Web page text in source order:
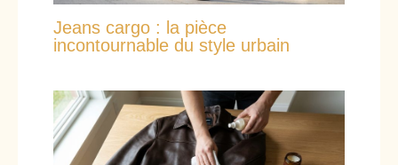
Jeans cargo : la pièce
incontournable du style urbain